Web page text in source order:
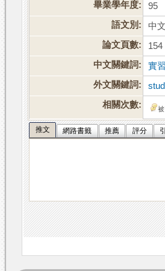
畢業學年度:
95
語文別:
中文
論文頁數:
154
中文關鍵詞:
實
外文關鍵詞:
相關次數:
推文 網路書籤 推薦 評分